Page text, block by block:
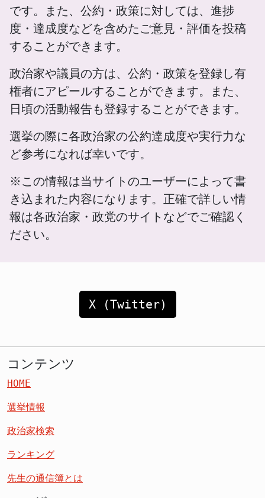
です。また、公約・政策に対しては、進捗
度・達成度などを含めたご意見・評価を投稿
することができます。
政治家や議員の方は、公約・政策を登録し有
権者にアピールすることができます。また、
日頃の活動報告も登録することができます。
選挙の際に各政治家の公約達成度や実行力な
ど参考になれば幸いです。
※この情報は当サイトのユーザーによって書
き込まれた内容になります。正確で詳しい情
報は各政治家・政党のサイトなどでご確認く
ださい。
X (Twitter)
コンテンツ
HOME
選挙情報
政治家検索
ランキング
先生の通信簿とは